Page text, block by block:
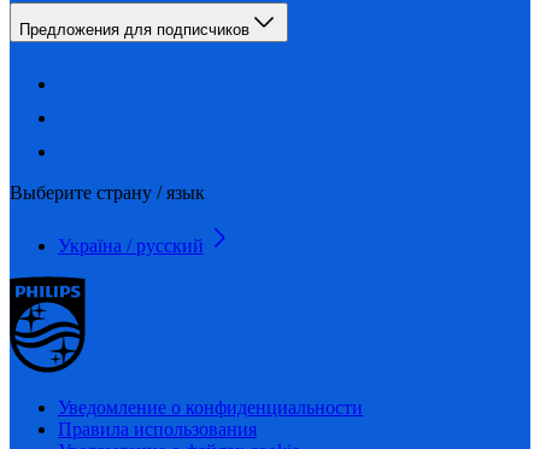
Предложения для подписчиков
Выберите страну / язык
Україна / русский
Уведомление о конфиденциальности
Правила использования